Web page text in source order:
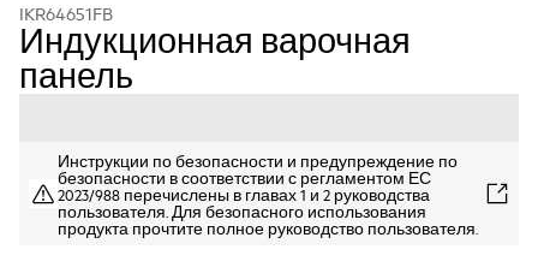
IKR64651FB
Индукционная варочная
панель
Инструкции по безопасности и предупреждение по
безопасности в соответствии с регламентом ЕС
2023/988 перечислены в главах 1 и 2 руководства
пользователя. Для безопасного использования
продукта прочтите полное руководство пользователя.